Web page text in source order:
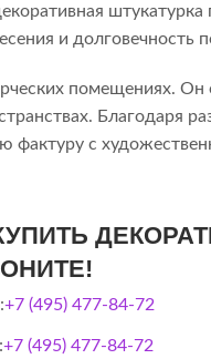
и долговечность
помещениях. Он
Благодаря
фактуру с
+7 (495) 477-84-72
+7 (495) 477-84-72